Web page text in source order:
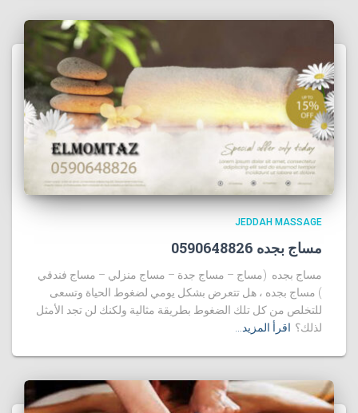
JEDDAH MASSAGE
مساج بجده 0590648826
مساج بجده (مساج – مساج جدة – مساج منزلي – مساج فندقي
) مساج بجده ، هل تتعرض بشكل يومي لضغوط الحياة وتسعى
للتخلص من كل تلك الضغوط بطريقة مثالية ولكنك لن تجد الأمثل
لذلك؟ اقرأ المزيد…